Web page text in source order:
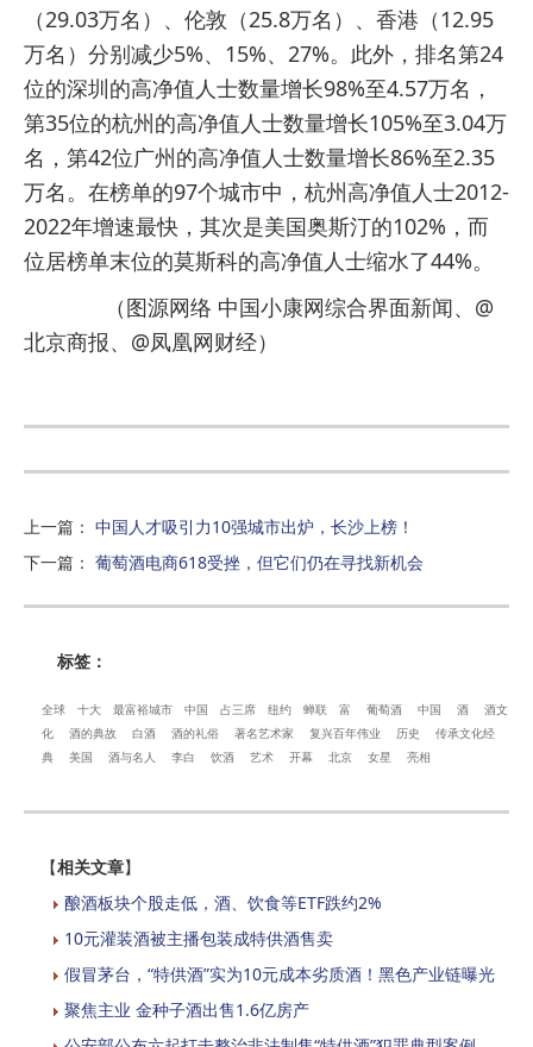
（29.03万名）、伦敦（25.8万名）、香港（12.95
万名）分别减少5%、15%、27%。此外，排名第24
位的深圳的高净值人士数量增长98%至4.57万名，
第35位的杭州的高净值人士数量增长105%至3.04万
名，第42位广州的高净值人士数量增长86%至2.35
万名。在榜单的97个城市中，杭州高净值人士2012-
2022年增速最快，其次是美国奥斯汀的102%，而
位居榜单末位的莫斯科的高净值人士缩水了44%。
（图源网络 中国小康网综合界面新闻、@
北京商报、@凤凰网财经）
上一篇 ： 中国人才吸引力10强城市出炉，长沙上榜！
下一篇 ： 葡萄酒电商618受挫，但它们仍在寻找新机会
标签：
全球 十大 最富裕城市 中国 占三席 纽约 蝉联 富 葡萄酒 中国 酒
酒文
化
酒的典故 白酒 酒的礼俗 著名艺术家 复兴百年伟业 历史
传承文化经
典
美国 酒与名人 李白 饮酒 艺术 开幕 北京 女星 亮相
【相关文章】
酿酒板块个股走低，酒、饮食等ETF跌约2%
10元灌装酒被主播包装成特供酒售卖
假冒茅台，“特供酒”实为10元成本劣质酒！黑色产业链曝光
聚焦主业 金种子酒出售1.6亿房产